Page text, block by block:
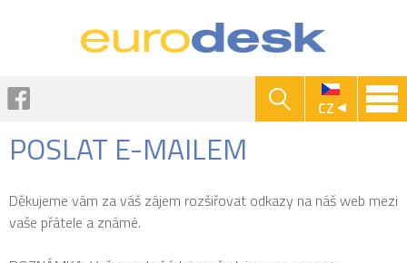
CZ
POSLAT E-MAILEM
Děkujeme vám za váš zájem rozšiřovat odkazy na náš web mezi
vaše přátele a známé.